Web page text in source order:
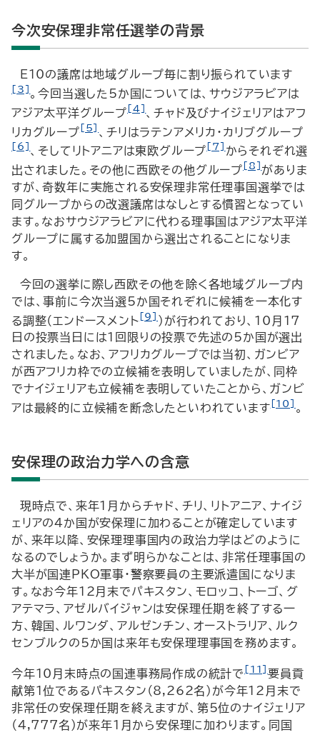
今次安保理非常任選挙の背景
E10の議席は地域グループ毎に割り振られています
[3] 。今回当選した5か国については、サウジアラビアは
アジア太平洋グループ [4] 、チャド及びナイジェリアはアフ
リカグループ [5] 、チリはラテンアメリカ・カリブグループ
[6] 、そしてリトアニアは東欧グループ [7] からそれぞれ選
出されました。その他に西欧その他グループ [8] がありま
すが、奇数年に実施される安保理非常任理事国選挙では
同グループからの改選議席はなしとする慣習となってい
ます。なおサウジアラビアに代わる理事国はアジア太平洋
グループに属する加盟国から選出されることになりま
す。
今回の選挙に際し西欧その他を除く各地域グループ内
では、事前に今次当選5か国それぞれに候補を一本化す
る調整（エンドースメント [9] ）が行われており、10月17
日の投票当日には１回限りの投票で先述の5か国が選出
されました。なお、アフリカグループでは当初、ガンビア
が西アフリカ枠での立候補を表明していましたが、同枠
でナイジェリアも立候補を表明していたことから、ガンビ
アは最終的に立候補を断念したといわれています [10] 。
安保理の政治力学への含意
現時点で、来年1月からチャド、チリ、リトアニア、ナイジ
ェリアの4か国が安保理に加わることが確定しています
が、来年以降、安保理理事国内の政治力学はどのように
なるのでしょうか。まず明らかなことは、非常任理事国の
大半が国連PKO軍事・警察要員の主要派遣国になりま
す。なお今年12月末でパキスタン、モロッコ、トーゴ、グ
アテマラ、アゼルバイジャンは安保理任期を終了する一
方、韓国、ルワンダ、アルゼンチン、オーストラリア、ルク
センブルクの5か国は来年も安保理理事国を務めます。
今年10月末時点の国連事務局作成の統計で [11] 要員貢
献第1位であるパキスタン（8,262名）が今年12月末で
非常任の安保理任期を終えますが、第5位のナイジェリア
（4,777名）が来年1月から安保理に加わります。同国